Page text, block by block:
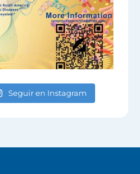
Seguir en Instagram